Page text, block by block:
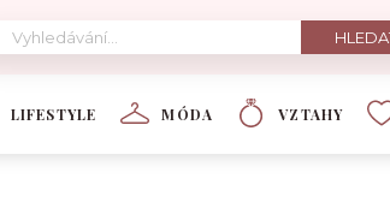
LIFESTYLE MÓDA VZTAHY